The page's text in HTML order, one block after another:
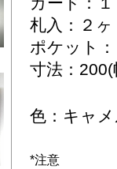
札入：２ヶ
ポケット
寸法：
色：キャ
*注意